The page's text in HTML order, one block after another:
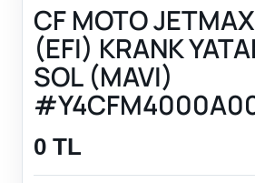
CF MOTO
(EFI) KRANK
SOL (MAVI)
0 TL